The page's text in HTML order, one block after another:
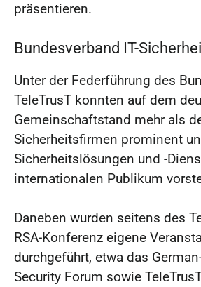
präsentieren.
Bundesverband IT-
Unter der Federführung des
TeleTrusT konnten auf dem
Gemeinschaftstand mehr als
Sicherheitsfirmen prominent
Sicherheitslösungen und -
internationalen Publikum
Daneben wurden seitens des
RSA-Konferenz eigene
durchgeführt, etwa das
Security Forum sowie